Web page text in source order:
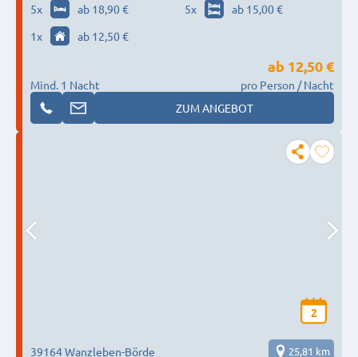
5x ab 18,90 € 5x
ab 15,00 €
1x ab 12,50 €
Mind. 1 Nacht
ab 12,50 €
pro Person / Nacht
ZUM ANGEBOT
2
39164 Wanzleben-Börde 25,81 km